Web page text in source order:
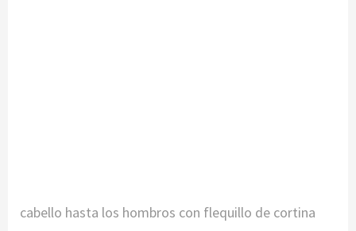
cabello hasta los hombros con flequillo de cortina